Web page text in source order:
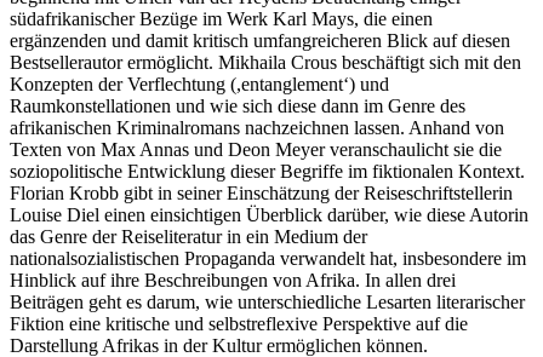
südafrikanischer Bezüge im Werk Karl Mays, die einen
ergänzenden und damit kritisch umfangreicheren Blick auf diesen
Bestsellerautor ermöglicht. Mikhaila Crous beschäftigt sich mit den
Konzepten der Verflechtung (,entanglement‘) und
Raumkonstellationen und wie sich diese dann im Genre des
afrikanischen Kriminalromans nachzeichnen lassen. Anhand von
Texten von Max Annas und Deon Meyer veranschaulicht sie die
soziopolitische Entwicklung dieser Begriffe im fiktionalen Kontext.
Florian Krobb gibt in seiner Einschätzung der Reiseschriftstellerin
Louise Diel einen einsichtigen Überblick darüber, wie diese Autorin
das Genre der Reiseliteratur in ein Medium der
nationalsozialistischen Propaganda verwandelt hat, insbesondere im
Hinblick auf ihre Beschreibungen von Afrika. In allen drei
Beiträgen geht es darum, wie unterschiedliche Lesarten literarischer
Fiktion eine kritische und selbstreflexive Perspektive auf die
Darstellung Afrikas in der Kultur ermöglichen können.